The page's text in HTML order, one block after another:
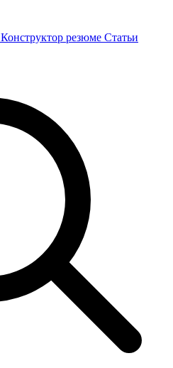
Конструктор резюме Статьи